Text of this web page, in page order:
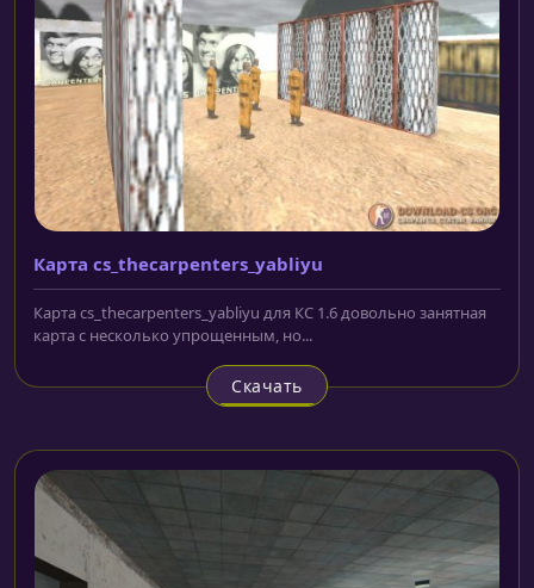
Карта cs_thecarpenters_yabliyu
Карта cs_thecarpenters_yabliyu для КС 1.6 довольно занятная
карта с несколько упрощенным, но...
Скачать